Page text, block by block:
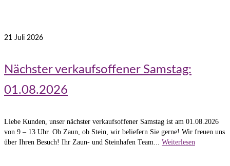
21 Juli 2026
Nächster verkaufsoffener Samstag:
01.08.2026
Liebe Kunden, unser nächster verkaufsoffener Samstag ist am 01.08.2026
von 9 – 13 Uhr. Ob Zaun, ob Stein, wir beliefern Sie gerne! Wir freuen uns
über Ihren Besuch! Ihr Zaun- und Steinhafen Team... Weiterlesen